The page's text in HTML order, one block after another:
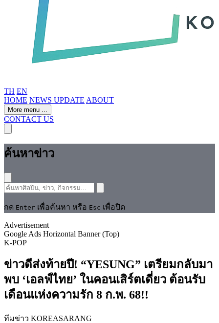
TH EN
HOME NEWS UPDATE ABOUT
More menu ...
CONTACT US
ค้นหาข่าว
กด Enter เพื่อค้นหา หรือ Esc เพื่อปิด
Advertisement
Google Ads Horizontal Banner (Top)
K-POP
ข่าวดีส่งท้ายปี! “YESUNG” เตรียมกลับมา
พบ ‘เอลฟ์ไทย’ ในคอนเสิร์ตเดี่ยว ต้อนรับ
เดือนแห่งความรัก 8 ก.พ. 68!!
ทีมข่าว KOREASARANG